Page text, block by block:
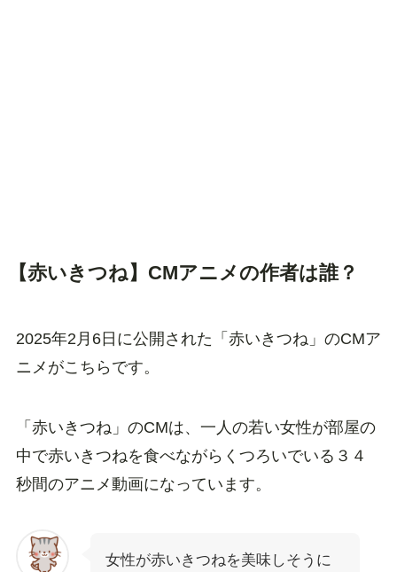
【赤いきつね】CMアニメの作者は誰？
2025年2月6日に公開された「赤いきつね」のCMア
ニメがこちらです。
「赤いきつね」のCMは、一人の若い女性が部屋の
中で赤いきつねを食べながらくつろいでいる３４
秒間のアニメ動画になっています。
女性が赤いきつねを美味しそうに